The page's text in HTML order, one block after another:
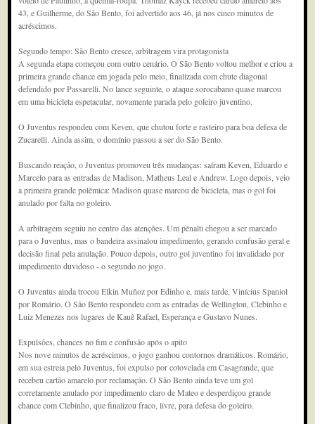
43, e Guilherme, do São Bento, foi advertido aos 46, já nos cinco minutos de
acréscimos.
Segundo tempo: São Bento cresce, arbitragem vira protagonista
A segunda etapa começou com outro cenário. O São Bento voltou melhor e criou a
primeira grande chance em jogada pelo meio, finalizada com chute diagonal
defendido por Passarelli. No lance seguinte, o ataque sorocabano quase marcou
em uma bicicleta espetacular, novamente parada pelo goleiro juventino.
O Juventus respondeu com Keven, que chutou forte e rasteiro para boa defesa de
Zucarelli. Ainda assim, o domínio passou a ser do São Bento.
Buscando reação, o Juventus promoveu três mudanças: saíram Keven, Eduardo e
Marcelo para as entradas de Madison, Matheus Leal e Andrew. Logo depois, veio
a primeira grande polêmica: Madison quase marcou de bicicleta, mas o gol foi
anulado por falta no goleiro.
A arbitragem seguiu no centro das atenções. Um pênalti chegou a ser marcado
para o Juventus, mas o bandeira assinalou impedimento, gerando confusão geral e
decisão final pela anulação. Pouco depois, outro gol juventino foi invalidado por
impedimento duvidoso - o segundo no jogo.
O Juventus ainda trocou Elkin Muñoz por Edinho e, mais tarde, Vinícius Spaniol
por Romário. O São Bento respondeu com as entradas de Wellington, Clebinho e
Luiz Menezes nos lugares de Kauê Rafael, Esperança e Gustavo Nunes.
Expulsões, chances no fim e confusão após o apito
Nos nove minutos de acréscimos, o jogo ganhou contornos dramáticos. Romário,
em sua estreia pelo Juventus, foi expulso por cotovelada em Casagrande, que
recebeu cartão amarelo por reclamação. O São Bento ainda teve um gol
corretamente anulado por impedimento claro de Mateo e desperdiçou grande
chance com Clebinho, que finalizou fraco, livre, para defesa do goleiro.